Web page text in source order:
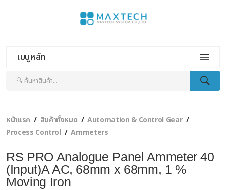
เมนูหลัก
หน้าแรก สินค้าทั้งหมด
Automation & Control Gear
Process Control
Ammeters
RS PRO Analogue Panel Ammeter 40
(Input)A AC, 68mm x 68mm, 1 %
Moving Iron